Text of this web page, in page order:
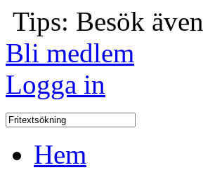
Tips: Besök även
Bli medlem
Logga in
Hem